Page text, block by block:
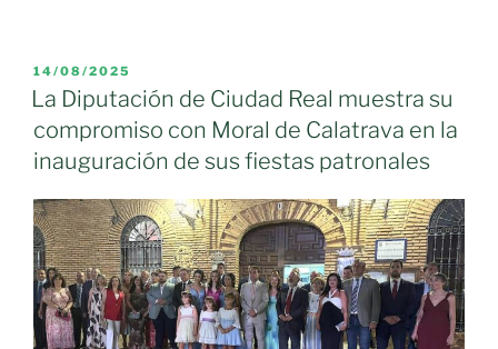
de
gestión
forestal
vigentes
y
las
que
aún
están
por
PUBLICADO
EL
14/08/2025
La Diputación de Ciudad Real muestra su
compromiso con Moral de Calatrava en la
inauguración de sus fiestas patronales